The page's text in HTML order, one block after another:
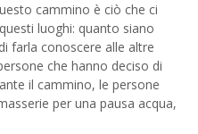
cammino è ciò che ci
luoghi: quanto siano
farla conoscere alle altre
che hanno deciso di
il cammino, le persone
per una pausa acqua,